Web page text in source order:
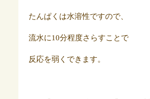
たんぱくは水溶性ですので、
流水に10分程度さらすことで
反応を弱くできます。